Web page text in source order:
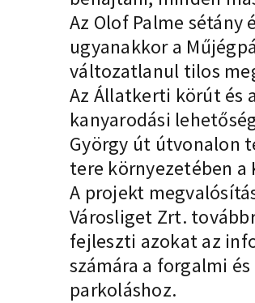
Az Olof Palme
ugyanakkor a
változatlanul tilos
Az Állatkerti körút és
kanyarodási
György út útvonalon
tere környezetében a
A projekt
Városliget Zrt.
fejleszti azokat az
számára a forgalmi
parkoláshoz.